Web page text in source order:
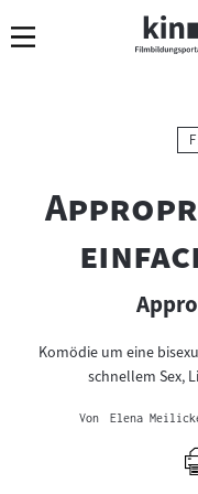
Navigation
zum
zur
"
Komödie um eine
schnellem Sex,
Von Elena